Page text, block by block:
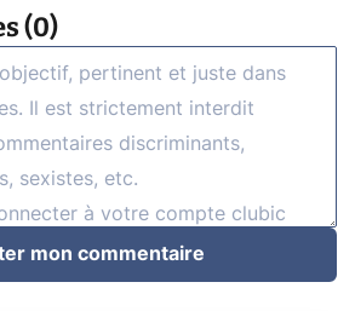
(0)
mon commentaire